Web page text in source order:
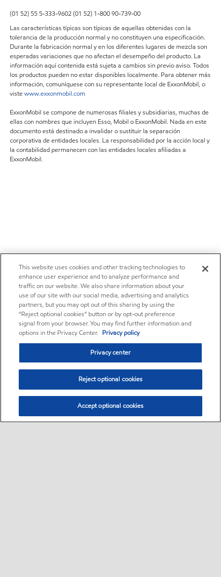
(01 52) 55 5-333-9602 (01 52) 1-800 90-739-00
Las características típicas son típicas de aquellas obtenidas con la
tolerancia de la producción normal y no constituyen una especificación.
Durante la fabricación normal y en los diferentes lugares de mezcla son
esperadas variaciones que no afectan el desempeño del producto. La
información aquí contenida está sujeta a cambios sin previo aviso. Todos
los productos pueden no estar disponibles localmente. Para obtener más
información, comuníquese con su representante local de ExxonMobil, o
vistewww.exxonmobil.com
ExxonMobil se compone de numerosas filiales y subsidiarias, muchas de
ellas con nombres que incluyen Esso, Mobil o ExxonMobil. Nada en este
documento está destinado a invalidar o sustituir la separación
corporativa de entidades locales. La responsabilidad por la acción local y
la contabilidad permanecen con las entidades locales afiliadas a
ExxonMobil.
This website uses cookies and other tracking technologies to
enhance user experience and to analyze performance and
traffic on our website. We also share information about your
use of our site with our social media, advertising and analytics
partners, but you may opt out of this sharing by using the
“Reject optional cookies” button or by opt-out preference
signal from your browser. You may find further information and
options in the Privacy Center. Privacy policy
Privacy center
Reject optional cookies
Accept optional cookies